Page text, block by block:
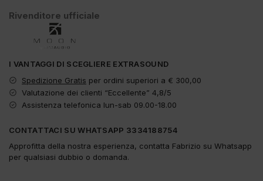
Rivenditore ufficiale
I VANTAGGI DI SCEGLIERE EXTRASOUND
Spedizione Gratis per ordini superiori a € 300,00
Valutazione dei clienti “Eccellente” 4,8/5
Assistenza telefonica lun-sab 09.00-18.00
CONTATTACI SU WHATSAPP 3334188754
Approfitta della nostra esperienza, contatta Fabrizio su Whatsapp
per qualsiasi dubbio o domanda.